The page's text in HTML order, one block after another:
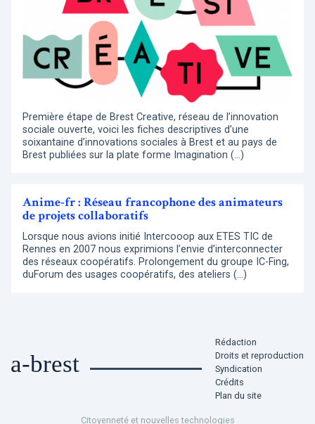
Première étape de Brest Creative, réseau de l’innovation
sociale ouverte, voici les fiches descriptives d’une
soixantaine d’innovations sociales à Brest et au pays de
Brest publiées sur la plate forme Imagination (…)
Anime-fr : Réseau francophone des animateurs
de projets collaboratifs
Lorsque nous avions initié Intercooop aux ETES TIC de
Rennes en 2007 nous exprimions l’envie d’interconnecter
des réseaux coopératifs. Prolongement du groupe IC-Fing,
duForum des usages coopératifs, des ateliers (…)
a-brest
Rédaction
Droits et reproduction
Syndication
Crédits
Plan du site
Citoyenneté et nouvelles technologies